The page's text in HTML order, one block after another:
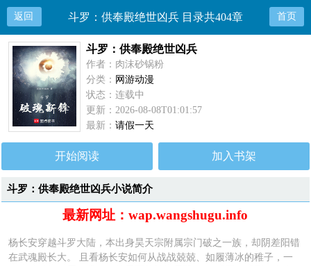
返回 斗罗：供奉殿绝世凶兵 目录共404章 首页
斗罗：供奉殿绝世凶兵
作者：肉沫砂锅粉
分类： 网游动漫
状态：连载中
更新：2026-08-08T01:01:57
最新：请假一天
开始阅读 加入书架
斗罗：供奉殿绝世凶兵小说简介
最新网址：wap.wangshugu.info
杨长安穿越斗罗大陆，本出身昊天宗附属宗门破之一族，却阴差阳错
在武魂殿长大。 且看杨长安如何从战战兢兢、如履薄冰的稚子，一